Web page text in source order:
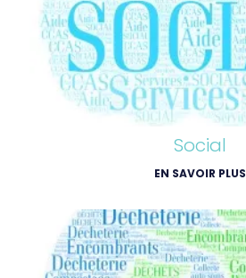
Social
EN SAVOIR PLUS